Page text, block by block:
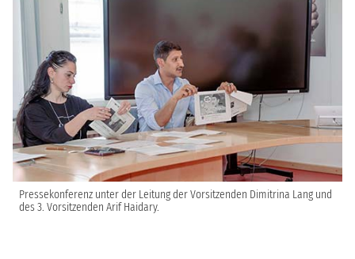
Pressekonferenz unter der Leitung der Vorsitzenden Dimitrina Lang und
des3. Vorsitzenden Arif Haidary.